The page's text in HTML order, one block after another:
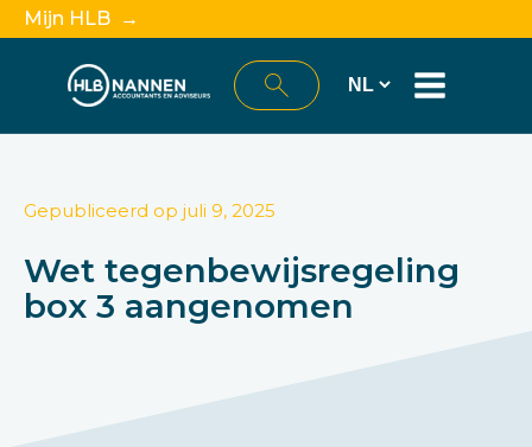
Mijn HLB →
Gepubliceerd op juli 9, 2025
Wet tegenbewijsregeling
box 3 aangenomen